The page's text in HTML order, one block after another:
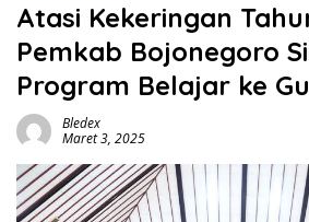
Atasi Kekeringan
Pemkab Bojonegoro
Program Belajar ke
Bledex
Maret 3, 2025